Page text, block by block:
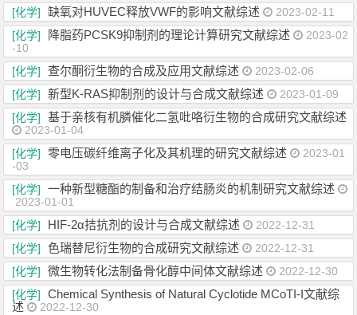
[化学]
缺氧对HUVEC释放VWF的影响文献综述
2023-02-11
[化学]
降脂药PCSK9抑制剂的理论计算研究文献综述
2023-02
-10
[化学]
查尔酮衍生物的合成及应用文献综述
2023-02-06
[化学]
新型K-RAS抑制剂的设计与合成文献综述
2023-01-09
[化学]
基于亲核有机膦催化二氢吡咯衍生物的合成研究文献综述
2023-01-04
[化学]
零电压碳纤维离子化及其机理的研究文献综述
2023-01
-03
[化学]
一种新型糖酯的制备和治疗结肠炎的机制研究文献综述
2023-01-01
[化学]
HIF-2α拮抗剂的设计与合成文献综述
2022-12-31
[化学]
色瑞替尼衍生物的合成研究文献综述
2022-12-31
[化学]
微生物转化法制备骨化醇中间体文献综述
2022-12-30
[化学]
Chemical Synthesis of Natural Cyclotide MCoTI-I文献综
述
2022-12-30